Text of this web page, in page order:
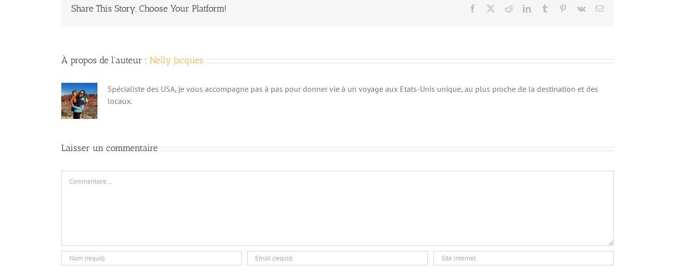
Share This Story, Choose Your Platform! Facebook RedditLinkedInTumblr Pinterest
Vk Email
À propos de l'auteur : Nelly Jacques
Spécialiste des USA, je vous accompagne pas à pas pour donner vie à un voyage aux Etats-Unis unique, au plus proche de la destination et des
locaux.
Laisser un commentaire